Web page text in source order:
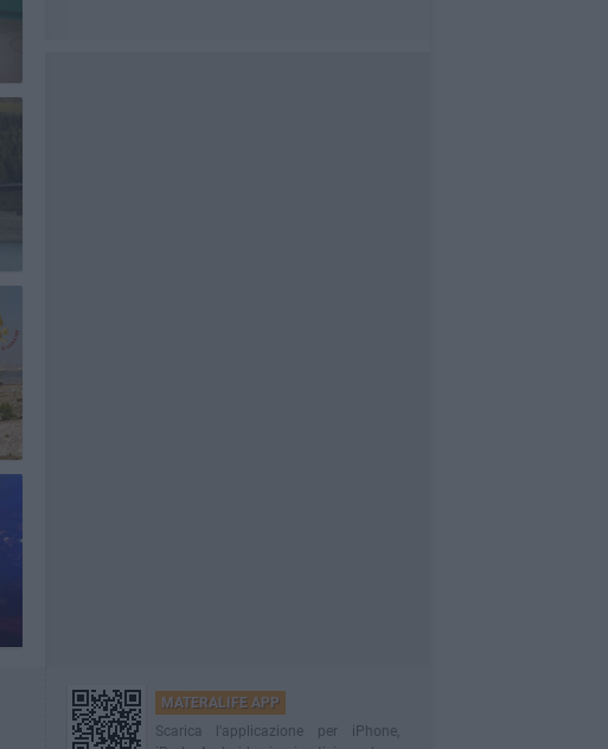
MATERALIFE APP
Scarica l'applicazione per iPhone,